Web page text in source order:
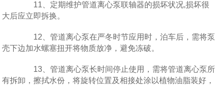
11、定期维护管道离心泵联轴器的损坏状况,损坏很
大后应立即拆换。
12、管道离心泵在严冬时节应用时，泊车后，需将泵
壳下边加水螺塞扭开将物质放净，避免冻破。
13、管道离心泵长时间停止使用，需将管道离心泵所
有拆卸，擦拭水份，将旋转位置及相接处涂以植物油脂装好，